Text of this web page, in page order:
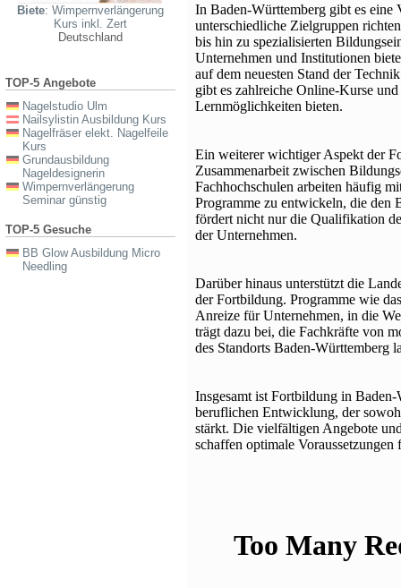
Biete: Wimpernverlängerung
Kurs inkl. Zert
Deutschland
TOP-5 Angebote
Nagelstudio Ulm
Nailsylistin Ausbildung Kurs
Nagelfräser elekt. Nagelfeile
Kurs
Grundausbildung
Nageldesignerin
Wimpernverlängerung
Seminar günstig
TOP-5 Gesuche
BB Glow Ausbildung Micro
Needling
In Baden-Württemberg gibt es eine
unterschiedliche Zielgruppen
bis hin zu spezialisierten
Unternehmen und Institutionen
auf dem neuesten Stand der
gibt es zahlreiche Online-Kurse
Lernmöglichkeiten bieten.
Ein weiterer wichtiger Aspekt der
Zusammenarbeit zwischen
Fachhochschulen arbeiten häufig
Programme zu entwickeln, die den
fördert nicht nur die Qualifikation
der Unternehmen.
Darüber hinaus unterstützt die
der Fortbildung. Programme wie
Anreize für Unternehmen, in die
trägt dazu bei, die Fachkräfte von
des Standorts Baden-Württemberg
Insgesamt ist Fortbildung in
beruflichen Entwicklung, der
stärkt. Die vielfältigen Angebote
schaffen optimale